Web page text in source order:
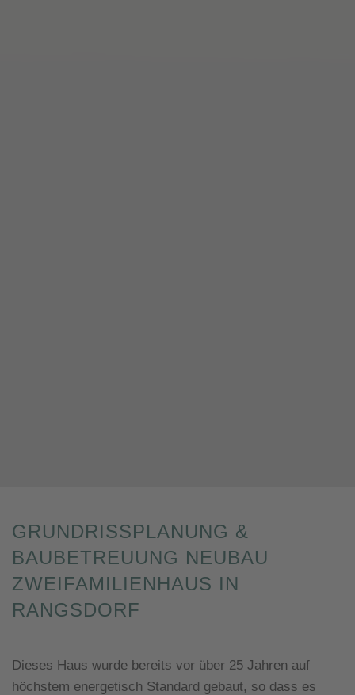
GRUNDRISSPLANUNG &
BAUBETREUUNG NEUBAU
ZWEIFAMILIENHAUS IN
RANGSDORF
Dieses Haus wurde bereits vor über 25 Jahren auf
höchstem energetisch Standard gebaut, so dass es